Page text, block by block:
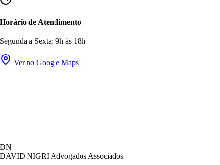
Horário de Atendimento
Segunda a Sexta: 9h às 18h
Ver no Google Maps
DN
DAVID NIGRI Advogados Associados
Online agora